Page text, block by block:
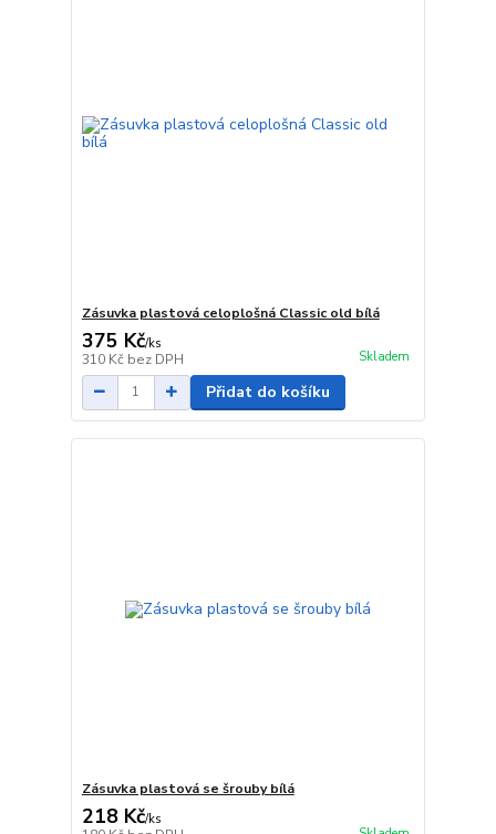
Zásuvka plastová celoplošná Classic old bílá
375 Kč/ks
310 Kč bez DPH Skladem
Přidat do košíku
Zásuvka plastová se šrouby bílá
218 Kč/ks